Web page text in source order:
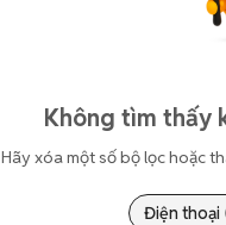
Không tìm thấy
Hãy xóa một số bộ lọc hoặc
Điện thoại